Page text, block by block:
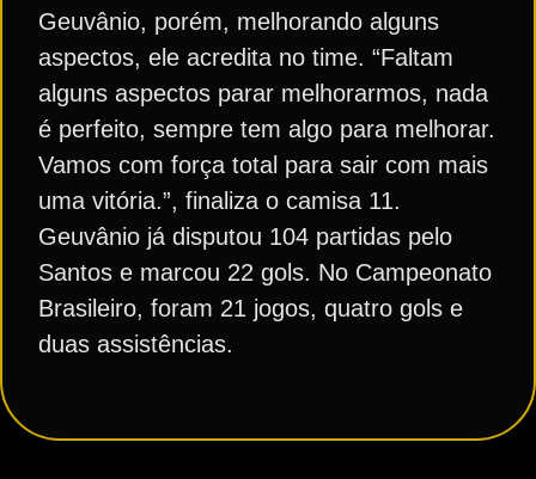
Geuvânio, porém, melhorando alguns
aspectos, ele acredita no time. “Faltam
alguns aspectos parar melhorarmos, nada
é perfeito, sempre tem algo para melhorar.
Vamos com força total para sair com mais
uma vitória.”, finaliza o camisa 11.
Geuvânio já disputou 104 partidas pelo
Santos e marcou 22 gols. No Campeonato
Brasileiro, foram 21 jogos, quatro gols e
duas assistências.